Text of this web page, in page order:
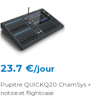
23.7 €/jour
Pupitre QUICKQ20 ChamSys +
notice et flightcase